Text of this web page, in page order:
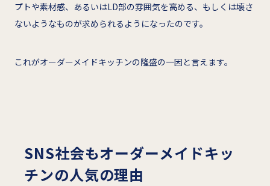
プトや素材感、あるいはLD部の雰囲気を高める、もしくは壊さ
ないようなものが求められるようになったのです。
これがオーダーメイドキッチンの隆盛の一因と言えます。
SNS社会もオーダーメイドキッ
チンの人気の理由